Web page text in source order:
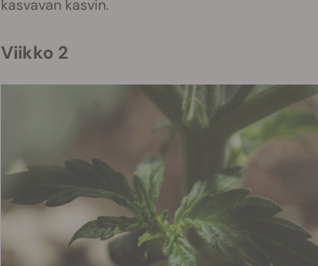
kasvavan kasvin.
Viikko 2